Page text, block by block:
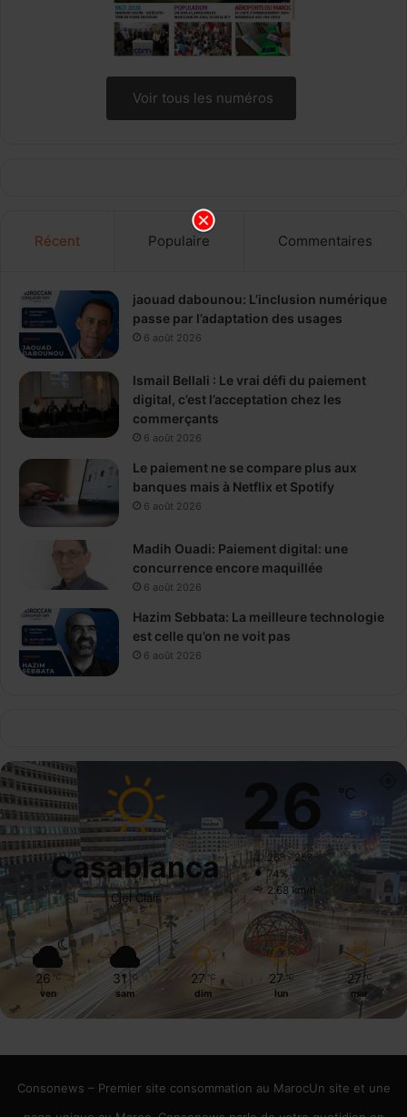
Voir tous les numéros
Récent Populaire Commentaires
jaouad dabounou: L’inclusion numérique
passe par l’adaptation des usages
6 août 2026
Ismail Bellali : Le vrai défi du paiement
digital, c’est l’acceptation chez les
commerçants
6 août 2026
Le paiement ne se compare plus aux
banques mais à Netflix et Spotify
6 août 2026
Madih Ouadi: Paiement digital: une
concurrence encore maquillée
6 août 2026
Hazim Sebbata: La meilleure technologie
est celle qu’on ne voit pas
6 août 2026
Casablanca
Ciel Clair
26 ℃
26º - 25º
74%
2.68 km/h
26 ℃
ven
31 ℃
sam
27 ℃
dim
27 ℃
lun
27 ℃
mar
Consonews – Premier site consommation au MarocUn site et une